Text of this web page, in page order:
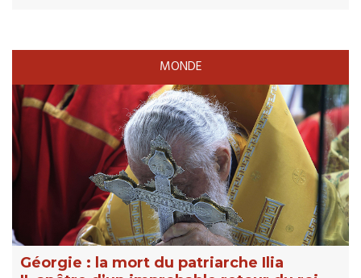
MONDE
Géorgie : la mort du patriarche Ilia